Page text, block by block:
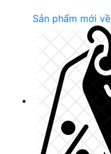
Sản phẩm mới về